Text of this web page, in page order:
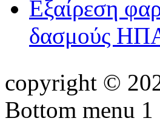
Εξαίρεση
δασμούς
copyright ©
Bottom menu 1